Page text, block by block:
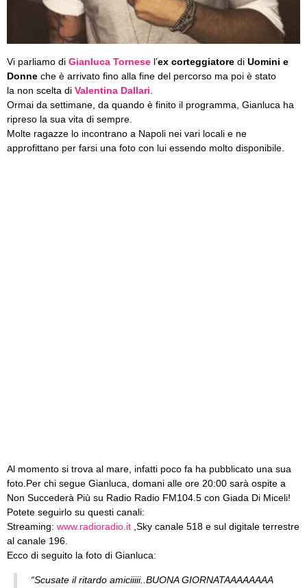
Vi parliamo di Gianluca Tornese l’ex corteggiatore di Uomini e
Donne che è arrivato fino alla fine del percorso ma poi è stato
la non scelta di Valentina Dallari
Ormai da settimane, da quando è finito il programma, Gianluca ha
ripreso la sua vita di sempre.
Molte ragazze lo incontrano a Napoli nei vari locali e ne
approfittano per farsi una foto con lui essendo molto disponibile.
Al momento si trova al mare, infatti poco fa ha pubblicato una sua
foto. Per chi segue Gianluca, domani alle ore 20:00 sarà ospite a
Non Succederà Più su Radio Radio FM104.5 con Giada Di Miceli!
Potete seguirlo su questi canali:
Streaming: www.radioradio.it ,Sky canale 518 e sul digitale terrestre
al canale 196.
Ecco di seguito la foto di Gianluca:
“Scusate il ritardo amiciiiii..BUONA GIORNATAAAAAAAA